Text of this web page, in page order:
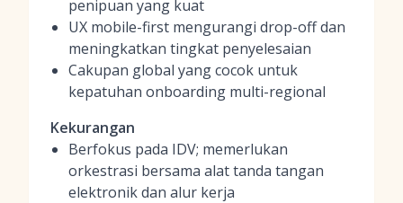
penipuan yang kuat
UX mobile-first mengurangi drop-off dan
meningkatkan tingkat penyelesaian
Cakupan global yang cocok untuk
kepatuhan onboarding multi-regional
Kekurangan
Berfokus pada IDV; memerlukan
orkestrasi bersama alat tanda tangan
elektronik dan alur kerja